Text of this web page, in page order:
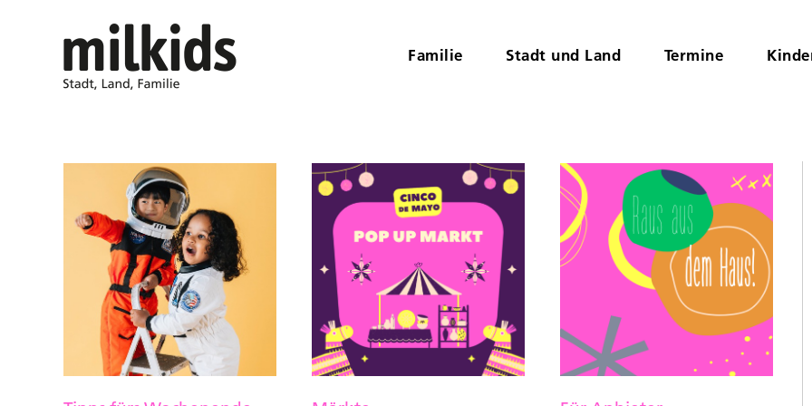
Familie Stadt und Land Termine